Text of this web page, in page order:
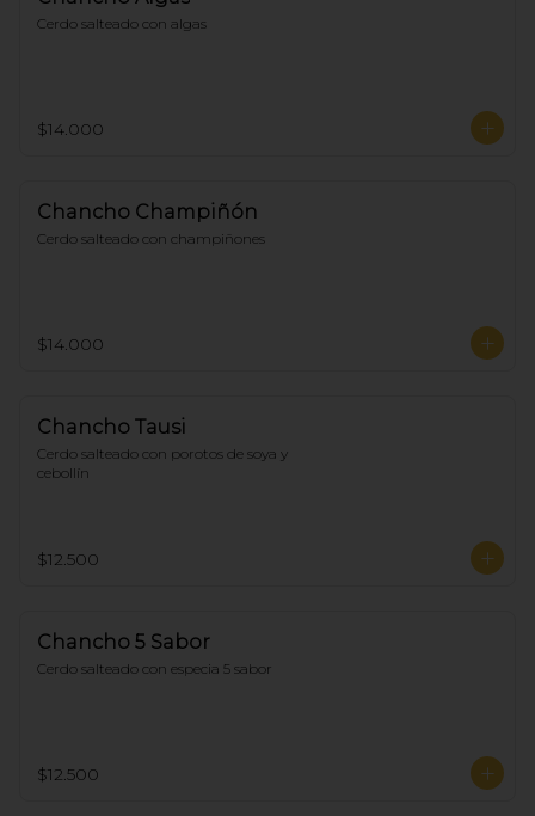
Cerdo salteado con algas
$14.000
Chancho Champiñón
Cerdo salteado con champiñones
$14.000
Chancho Tausi
Cerdo salteado con porotos de soya y
cebollín
$12.500
Chancho 5 Sabor
Cerdo salteado con especia 5 sabor
$12.500